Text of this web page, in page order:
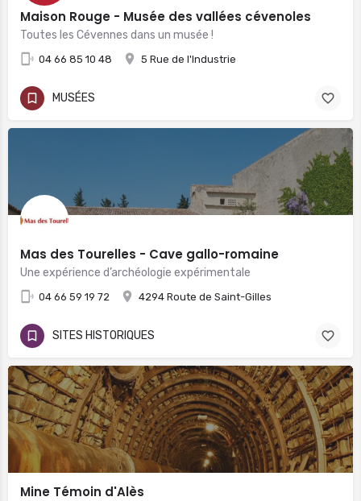
Maison Rouge - Musée des vallées cévenoles
Toutes les Cévennes dans un musée !
04 66 85 10 48 5 Rue de l'Industrie
MUSÉES
Mas des Tourelles - Cave gallo-romaine
Une expérience d’archéologie expérimentale
04 66 59 19 72 4294 Route de Saint-Gilles
SITES HISTORIQUES
Mine Témoin d'Alès